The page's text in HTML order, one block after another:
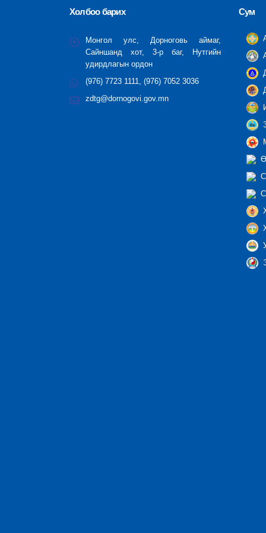
Холбоо барих
Монгол улс, Дорноговь аймаг,
Сайншанд хот, 3-р баг, Нутгийн
удирдлагын ордон
(976) 7723 1111, (976) 7052 3036
zdtg@dornogovi.gov.mn
Сум